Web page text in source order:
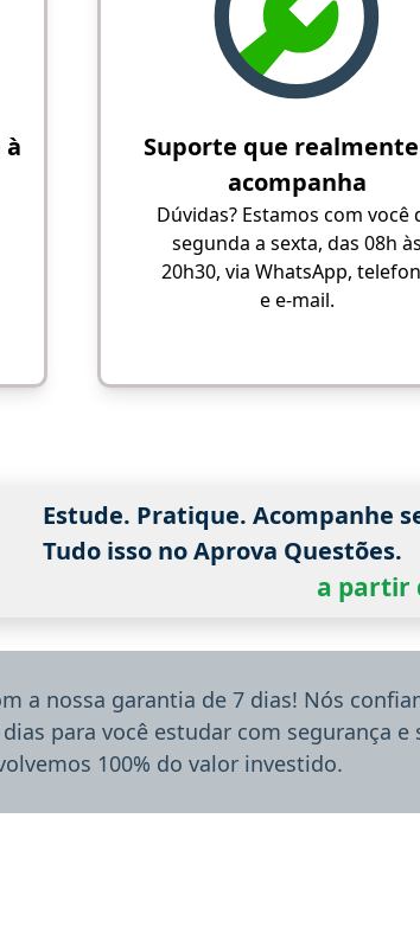
Suporte que
acompanha
Dúvidas? Estamos com você
segunda a sexta, das 08h às
20h30, via WhatsApp,
e e-mail.
Estude. Pratique. Acompanhe
Tudo isso no Aprova Questões.
a partir
a nossa garantia de 7 dias! Nós
para você estudar com segurança
100% do valor investido.